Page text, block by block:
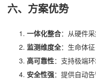
六、方案优势
一体化整合：从硬件
监测维度全：生命体征
高可靠性：支持极端环
安全性强：提供自动